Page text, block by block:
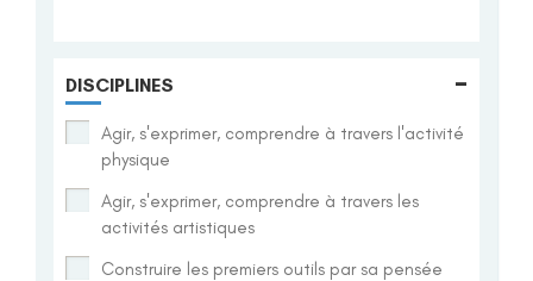
DISCIPLINES -
Agir, s'exprimer, comprendre à travers l'activité
physique
Agir, s'exprimer, comprendre à travers les
activités artistiques
Construire les premiers outils par sa pensée